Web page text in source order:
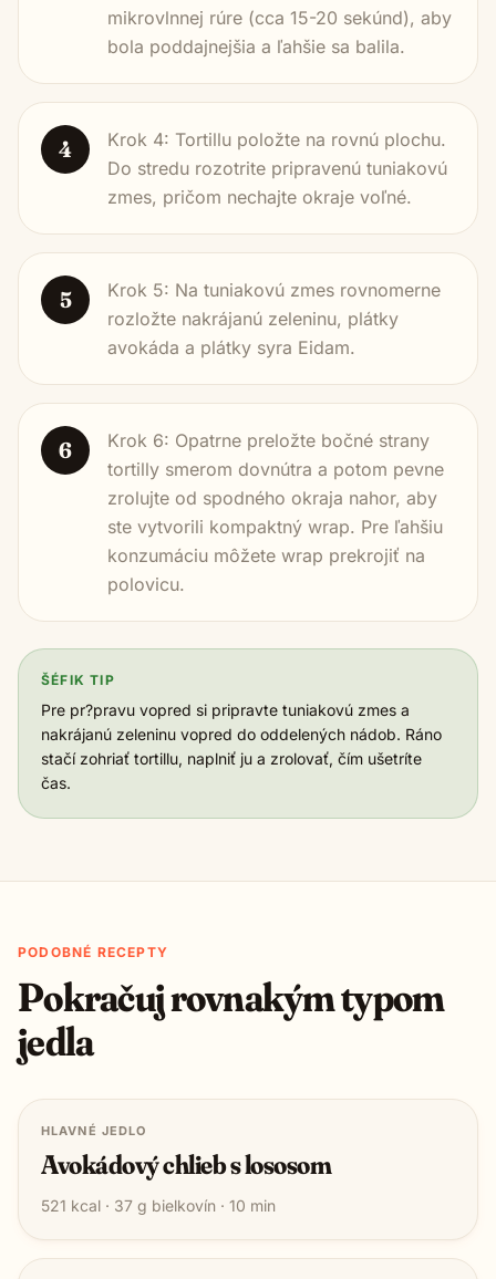
mikrovlnnej rúre (cca 15-20 sekúnd), aby
bola poddajnejšia a ľahšie sa balila.
4
Krok 4: Tortillu položte na rovnú plochu.
Do stredu rozotrite pripravenú tuniakovú
zmes, pričom nechajte okraje voľné.
5
Krok 5: Na tuniakovú zmes rovnomerne
rozložte nakrájanú zeleninu, plátky
avokáda a plátky syra Eidam.
6
Krok 6: Opatrne preložte bočné strany
tortilly smerom dovnútra a potom pevne
zrolujte od spodného okraja nahor, aby
ste vytvorili kompaktný wrap. Pre ľahšiu
konzumáciu môžete wrap prekrojiť na
polovicu.
ŠÉFIK TIP
Pre pr?pravu vopred si pripravte tuniakovú zmes a
nakrájanú zeleninu vopred do oddelených nádob. Ráno
stačí zohriať tortillu, naplniť ju a zrolovať, čím ušetríte
čas.
PODOBNÉ RECEPTY
Pokračuj rovnakým typom
jedla
HLAVNÉ JEDLO
Avokádový chlieb s lososom
521 kcal · 37 g bielkovín · 10 min